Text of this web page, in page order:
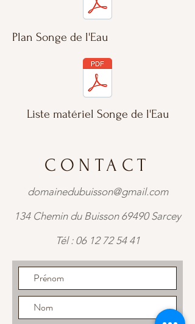
Plan Songe de l'Eau
Liste matériel Songe de l'Eau
CONTACT
domainedubuisson@gmail.com
134 Chemin du Buisson 69490 Sarcey
Tél : 06 12 72 54 41